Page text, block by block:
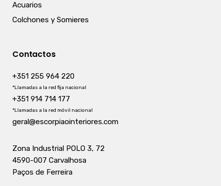
Acuarios
Colchones y Somieres
Contactos
+351 255 964 220
*Llamadas a la red fija nacional
+351 914 714 177
*Llamadas a la red móvil nacional
geral@escorpiaointeriores.com
Zona Industrial POLO 3, 72
4590-007 Carvalhosa
Paços de Ferreira